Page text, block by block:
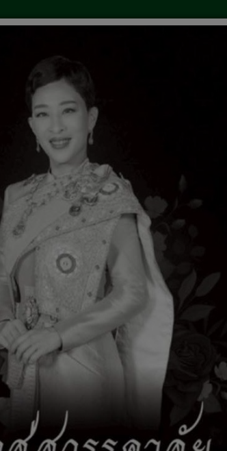
ะชาสัมพันธ์ คลังความรู้ การให้บ
บเรื่องร้องทุกข์/ร้องเรียน